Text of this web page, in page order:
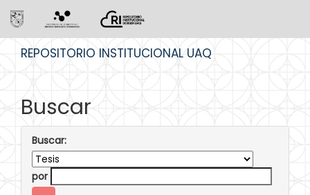
REPOSITORIO INSTITUCIONAL UAQ
Buscar
Buscar:
por